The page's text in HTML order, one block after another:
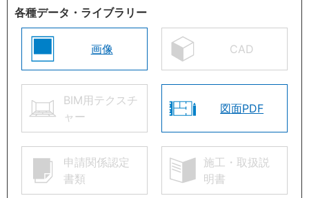
各種データ・ライブラリー
画像 CAD
BIM用テクスチ
ャー
図面PDF
申請関係認定
書類
施工・取扱説
明書